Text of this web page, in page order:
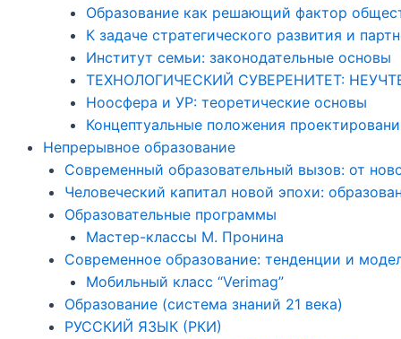
Образование как решающий фактор
К задаче стратегического развития и
Институт семьи: законодательные основы
ТЕХНОЛОГИЧЕСКИЙ СУВЕРЕНИТЕТ:
Ноосфера и УР: теоретические основы
Концептуальные положения
Непрерывное образование
Современный образовательный вызов: от
Человеческий капитал новой эпохи:
Образовательные программы
Мастер-классы М. Пронина
Современное образование: тенденции и
Мобильный класс “Verimag”
Образование (система знаний 21 века)
РУССКИЙ ЯЗЫК (РКИ)